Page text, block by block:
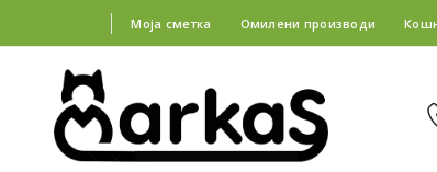
Моја сметка Омилени производи